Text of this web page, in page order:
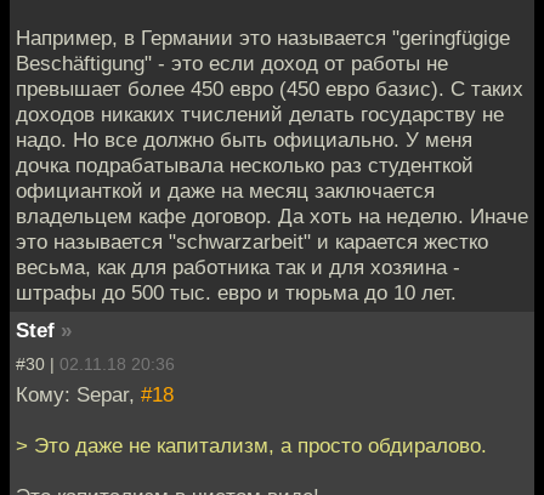
Например, в Германии это называется "geringfügige
Beschäftigung" - это если доход от работы не
превышает более 450 евро (450 евро базис). С таких
доходов никаких тчислений делать государству не
надо. Но все должно быть официально. У меня
дочка подрабатывала несколько раз студенткой
официанткой и даже на месяц заключается
владельцем кафе договор. Да хоть на неделю. Иначе
это называется "schwarzarbeit" и карается жестко
весьма, как для работника так и для хозяина -
штрафы до 500 тыс. евро и тюрьма до 10 лет.
Stef »
#30 | 02.11.18 20:36
Кому: Separ, #18
> Это даже не капитализм, а просто обдиралово.